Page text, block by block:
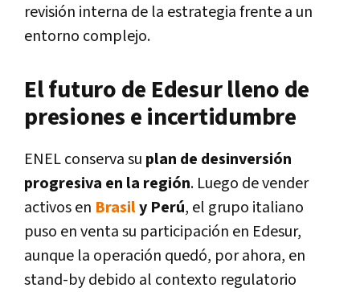
revisión interna de la estrategia frente a un
entorno complejo.
El futuro de Edesur lleno de
presiones e incertidumbre
ENEL conserva su plan de desinversión
progresiva en la región. Luego de vender
activos en Brasily Perú, el grupo italiano
puso en venta su participación en Edesur,
aunque la operación quedó, por ahora, en
stand-by debido al contexto regulatorio